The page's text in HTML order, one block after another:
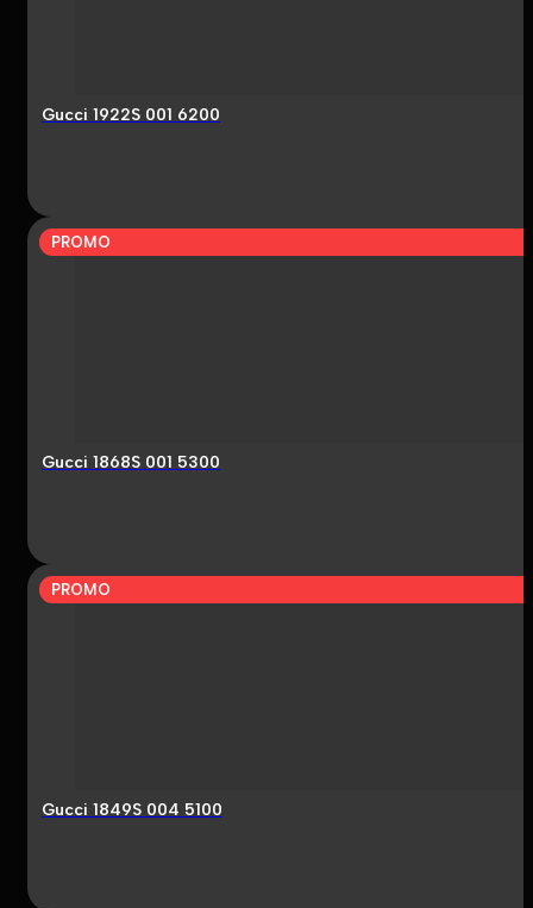
Gucci 1922S 001 6200
PROMO
Gucci 1868S 001 5300
PROMO
Gucci 1849S 004 5100